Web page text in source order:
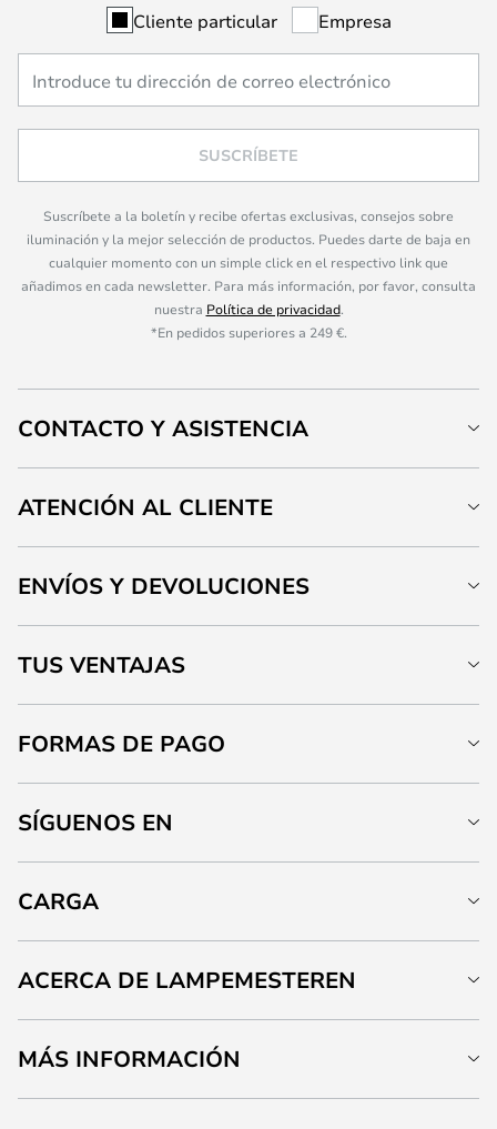
Cliente particular Empresa
SUSCRÍBETE
Suscríbete a la boletín y recibe ofertas exclusivas, consejos sobre
iluminación y la mejor selección de productos. Puedes darte de baja en
cualquier momento con un simple click en el respectivo link que
añadimos en cada newsletter. Para más información, por favor, consulta
nuestra Política de privacidad.
*En pedidos superiores a 249 €.
CONTACTO Y ASISTENCIA
ATENCIÓN AL CLIENTE
ENVÍOS Y DEVOLUCIONES
TUS VENTAJAS
FORMAS DE PAGO
SÍGUENOS EN
CARGA
ACERCA DE LAMPEMESTEREN
MÁS INFORMACIÓN